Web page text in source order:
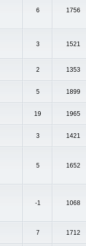
6 1756
3 1521
2 1353
5 1899
19 1965
3 1421
5 1652
-1 1068
7 1712